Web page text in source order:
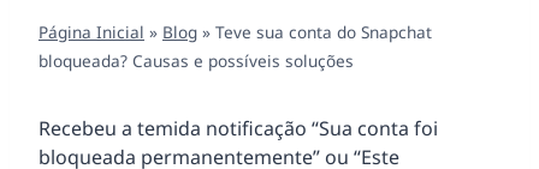
Página Inicial » Blog » Teve sua conta do Snapchat
bloqueada? Causas e possíveis soluções
Recebeu a temida notificação “Sua conta foi
bloqueada permanentemente” ou “Este